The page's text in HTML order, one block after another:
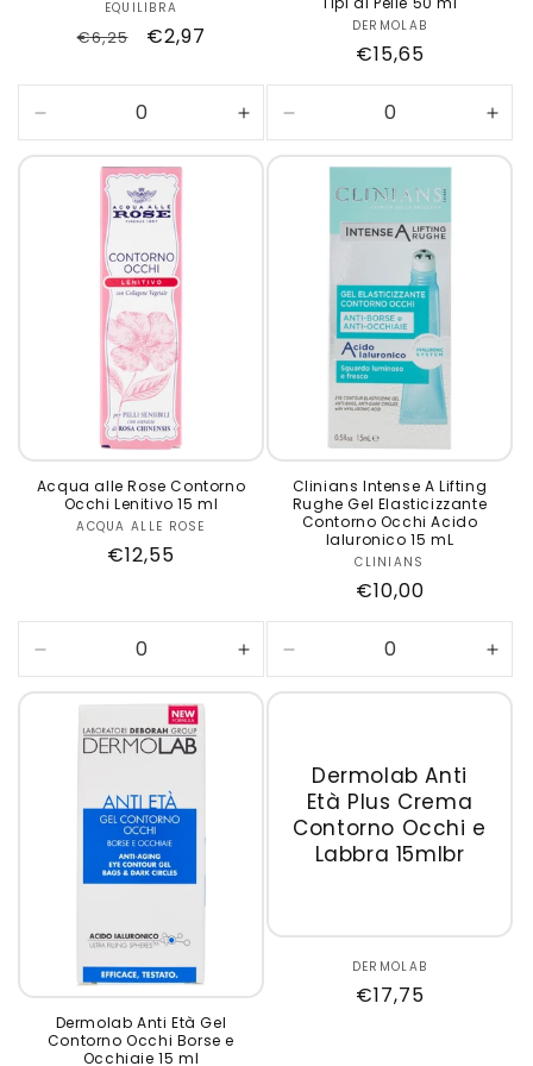
Produttore:
EQUILIBRA
Prezzo
listino
€6,25
Prezzo
€2,97
quantità
Default
Aumenta
quantità
per
Produttore:
DERMOLAB
Prezzo
di
listino
€15,65
quantità
Default
per
Acqua alle Rose Contorno
Occhi Lenitivo 15 ml
Produttore:
ACQUA ALLE ROSE
Prezzo
€12,55
quantità
Default
Aumenta
quantità
per
Clinians Intense A Lifting
Rughe Gel Elasticizzante
Contorno Occhi Acido
laluronico 15 mL
Produttore:
CLINIANS
Prezzo
di
listino
€10,00
quantità
per
Dermolab Anti Età Gel
Contorno Occhi Borse e
Occhiaie 15 ml
Dermolab Anti
Età Plus Crema
Contorno Occhi e
Labbra 15mlbr
Produttore:
DERMOLAB
Prezzo
€17,75